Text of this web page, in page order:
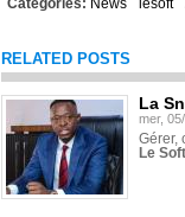
Categories: News lesoft
RELATED POSTS
La
mer,
Gérer,
Le